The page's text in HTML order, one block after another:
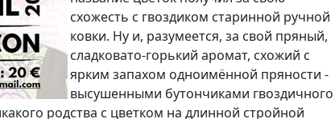
схожесть с гвоздиком старинной ручной
ковки. Ну и, разумеется, за свой пряный,
сладковато-горький аромат, схожий с
ярким запахом одноимённой пряности -
высушенными бутончиками гвоздичного
родства с цветком на длинной стройной